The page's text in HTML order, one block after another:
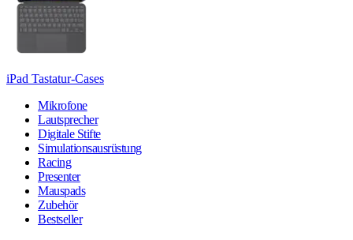
iPad Tastatur-Cases
Mikrofone
Lautsprecher
Digitale Stifte
Simulationsausrüstung
Racing
Presenter
Mauspads
Zubehör
Bestseller